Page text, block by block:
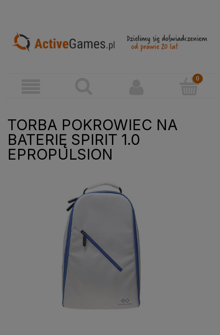
TORBA POKROWIEC NA
BATERIĘ SPIRIT 1.0
EPROPULSION